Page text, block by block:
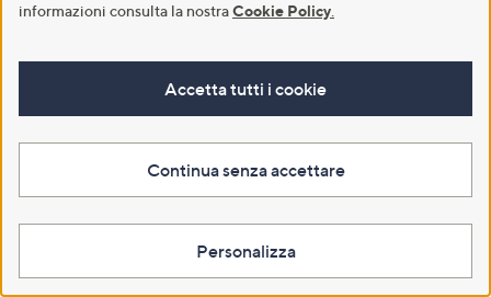
informazioni consulta la nostraCookie Policy
Accetta tutti i cookie
Continua senza accettare
Personalizza